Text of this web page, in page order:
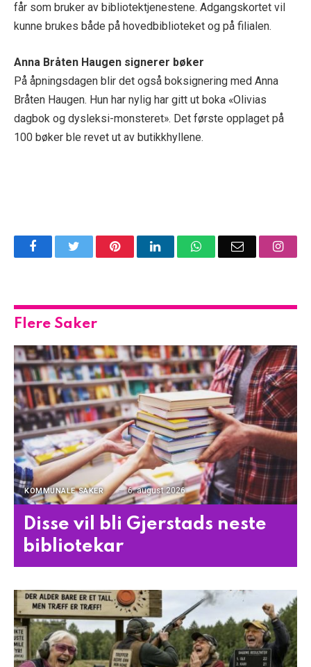
får som bruker av bibliotektjenestene. Adgangskortet vil
kunne brukes både på hovedbiblioteket og på filialen.
Anna Bråten Haugen signerer bøker
På åpningsdagen blir det også boksignering med Anna
Bråten Haugen. Hun har nylig har gitt ut boka «Olivias
dagbok og dysleksi-monsteret». Det første opplaget på
100 bøker ble revet ut av butikkhyllene.
FacebookTwitter PinterestLinkedInWhatsAppEmail
Flere Saker
KOMMUNALE SAKER 6. august 2026
Disse vil bli Gjerstads neste
bibliotekar